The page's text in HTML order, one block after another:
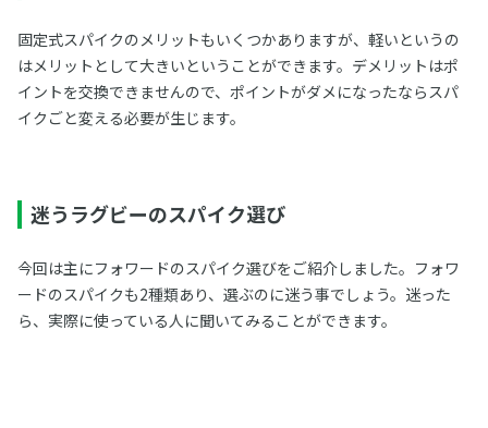
固定式スパイクのメリットもいくつかありますが、軽いというの
はメリットとして大きいということができます。デメリットはポ
イントを交換できませんので、ポイントがダメになったならスパ
イクごと変える必要が生じます。
迷うラグビーのスパイク選び
今回は主にフォワードのスパイク選びをご紹介しました。フォワ
ードのスパイクも2種類あり、選ぶのに迷う事でしょう。迷った
ら、実際に使っている人に聞いてみることができます。